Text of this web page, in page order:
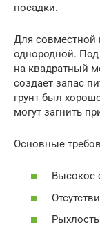
посадки.
Для совместной
однородной. Под
на квадратный
создает запас
грунт был
могут загнить
Основные
Высокое